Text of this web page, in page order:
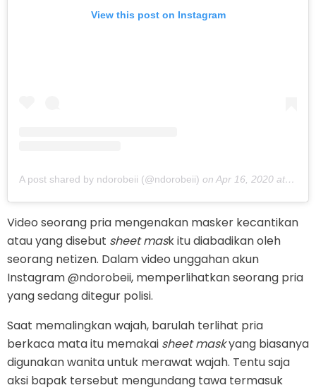
View this post on Instagram
A post shared by ndorobeii (@ndorobeii) on Apr 16, 2020 at 9:15pm PDT
Video seorang pria mengenakan masker kecantikan
atau yang disebut sheet mask itu diabadikan oleh
seorang netizen. Dalam video unggahan akun
Instagram @ndorobeii, memperlihatkan seorang pria
yang sedang ditegur polisi.
Saat memalingkan wajah, barulah terlihat pria
berkaca mata itu memakai sheet maskyang biasanya
digunakan wanita untuk merawat wajah. Tentu saja
aksi bapak tersebut mengundang tawa termasuk